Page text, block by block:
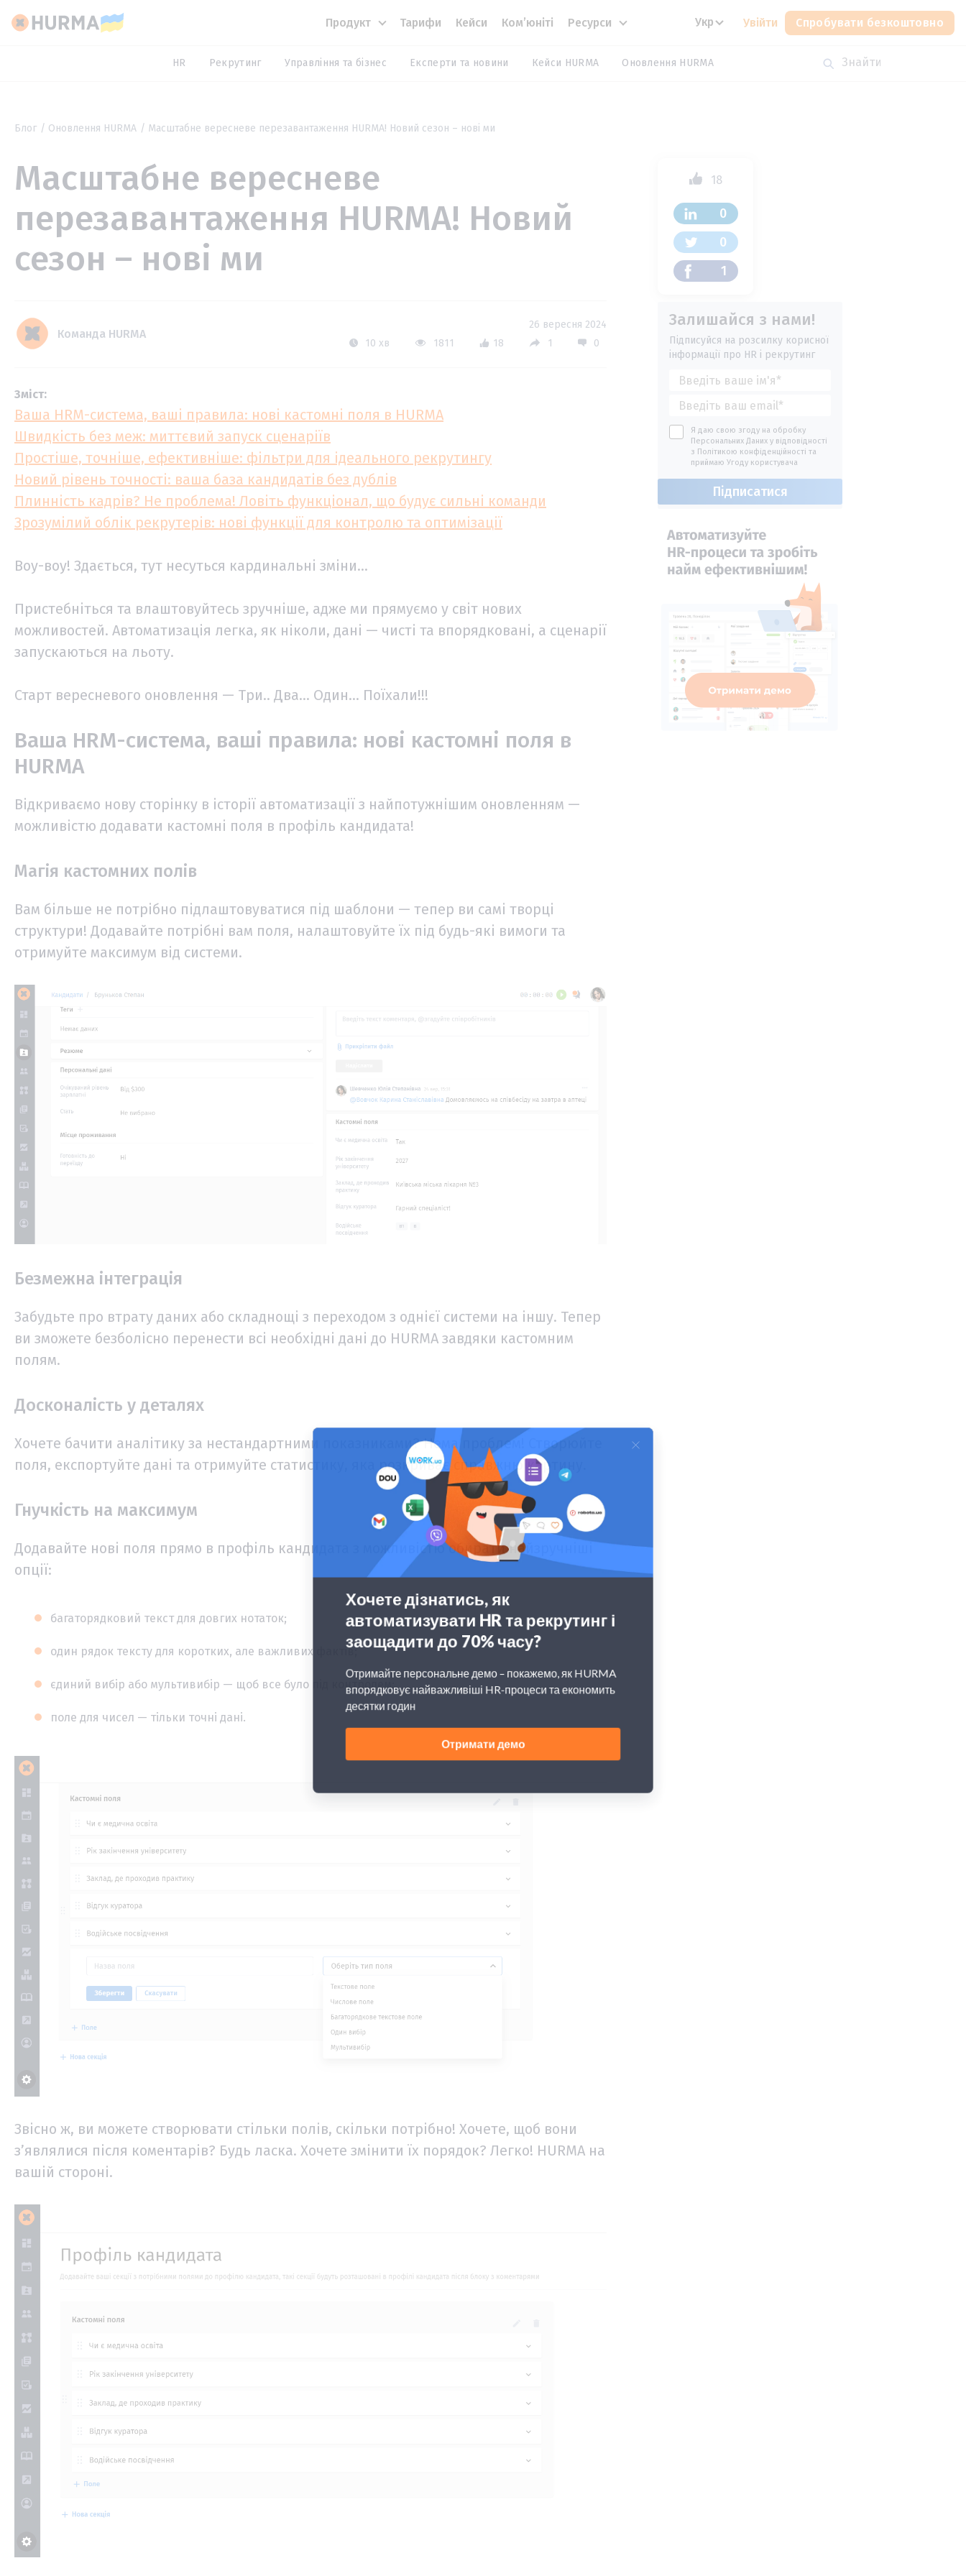
Продукт Тарифи Кейси Комʼюніті Ресурси Укр Увійти Спробувати безкоштовно
HR Рекрутинг Управління та бізнес Експерти та новини Кейси HURMA Оновлення HURMA
Блог Оновлення HURMA Масштабне вересневе перезавантаження HURMA! Новий сезон – нові ми
Масштабне вересневе
перезавантаження HURMA! Новий
сезон – нові ми
Команда HURMA
26 вересня 2024
10 хв
1811 18 1 0
Зміст:
Ваша HRM-система, ваші правила: нові кастомні поля в HURMA
Швидкість без меж: миттєвий запуск сценаріїв
Простіше, точніше, ефективніше: фільтри для ідеального рекрутингу
Новий рівень точності: ваша база кандидатів без дублів
Плинність кадрів? Не проблема! Ловіть функціонал, що будує сильні команди
Зрозумілий облік рекрутерів: нові функції для контролю та оптимізації
Воу-воу! Здається, тут несуться кардинальні зміни...
Пристебніться та влаштовуйтесь зручніше, адже ми прямуємо у світ нових
можливостей. Автоматизація легка, як ніколи, дані — чисті та впорядковані, а сценарії
запускаються на льоту.
Старт вересневого оновлення — Три.. Два… Один… Поїхали!!!
Ваша HRM-система, ваші правила: нові кастомні поля в
HURMA
Відкриваємо нову сторінку в історії автоматизації з найпотужнішим оновленням —
можливістю додавати кастомні поля в профіль кандидата!
Магія кастомних полів
Вам більше не потрібно підлаштовуватися під шаблони — тепер ви самі творці
структури! Додавайте потрібні вам поля, налаштовуйте їх під будь-які вимоги та
отримуйте максимум від системи.
Безмежна інтеграція
Забудьте про втрату даних або складнощі з переходом з однієї системи на іншу. Тепер
ви зможете безболісно перенести всі необхідні дані до HURMA завдяки кастомним
полям.
Досконалість у деталях
Хочете бачити аналітику за нестандартними показниками? Нема проблем! Створюйте
поля, експортуйте дані та отримуйте статистику, яка розкриває справжню картину.
Гнучкість на максимум
Додавайте нові поля прямо в профіль кандидата з можливістю обирати найзручніші
опції:
багаторядковий текст для довгих нотаток;
один рядок тексту для коротких, але важливих фактів;
єдиний вибір або мультивибір — щоб все було під контролем;
поле для чисел — тільки точні дані.
Звісно ж, ви можете створювати стільки полів, скільки потрібно! Хочете, щоб вони
зʼявлялися після коментарів? Будь ласка. Хочете змінити їх порядок? Легко! HURMA на
вашій стороні.
18
0
0
1
Залишайся з нами!
Підписуйся на розсилку корисної
інформації про HR і рекрутинг
Я даю свою згоду на обробку
Персональних Даних у відповідності
з Політикою конфіденційності та
приймаю Угоду користувача